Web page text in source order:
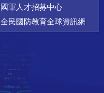
國軍人才招募中心
全民國防教育全球資訊網